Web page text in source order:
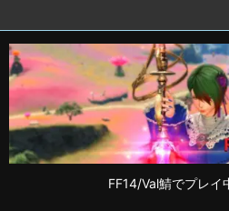
FF14/Val鯖でプレイ